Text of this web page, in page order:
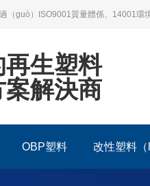
（guò）ISO9001質量體係、14001
生塑料
解決商
OBP塑料 改性塑料（